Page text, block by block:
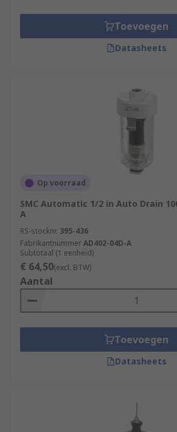
Toevoegen
Datasheets
Op voorraad
SMC Automatic 1/2 in Auto Drain
A
RS-stocknr. 395-436
FabrikantnummerAD402-04D-A
Subtotaal (1 eenheid)
€ 64,50(excl. BTW)
Aantal
Toevoegen
Datasheets